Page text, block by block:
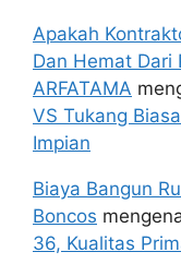
Apakah
Dan Hemat Dari
ARFATAMA
VS Tukang
Impian
Biaya Bangun
Boncos
36, Kualitas